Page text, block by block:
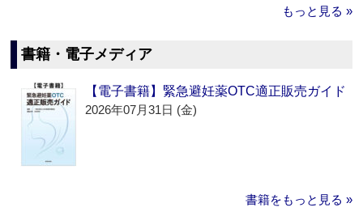
もっと見る »
書籍・電子メディア
【電子書籍】緊急避妊薬OTC適正販売ガイド
2026年07月31日 (金)
書籍をもっと見る »